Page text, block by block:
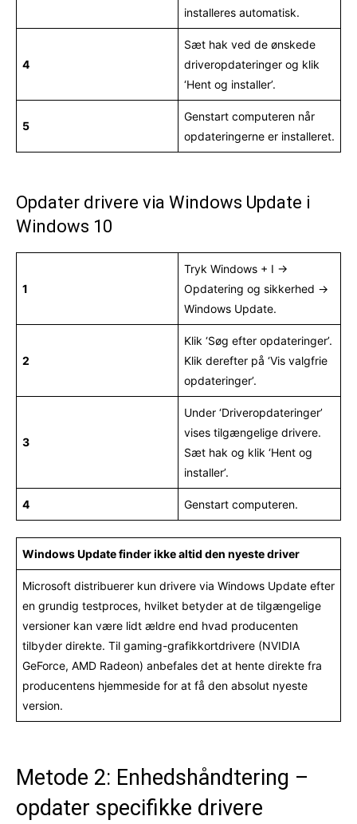
installeres automatisk.
4
Sæt hak ved de ønskede
driveropdateringer og klik
‘Hent og installer’.
5
Genstart computeren når
opdateringerne er installeret.
Opdater drivere via Windows Update i
Windows 10
1
Tryk Windows + I →
Opdatering og sikkerhed →
Windows Update.
2
Klik ‘Søg efter opdateringer’.
Klik derefter på ‘Vis valgfrie
opdateringer’.
3
Under ‘Driveropdateringer’
vises tilgængelige drivere.
Sæt hak og klik ‘Hent og
installer’.
4 Genstart computeren.
Windows Update finder ikke altid den nyeste driver
Microsoft distribuerer kun drivere via Windows Update efter
en grundig testproces, hvilket betyder at de tilgængelige
versioner kan være lidt ældre end hvad producenten
tilbyder direkte. Til gaming-grafikkortdrivere (NVIDIA
GeForce, AMD Radeon) anbefales det at hente direkte fra
producentens hjemmeside for at få den absolut nyeste
version.
Metode 2: Enhedshåndtering –
opdater specifikke drivere